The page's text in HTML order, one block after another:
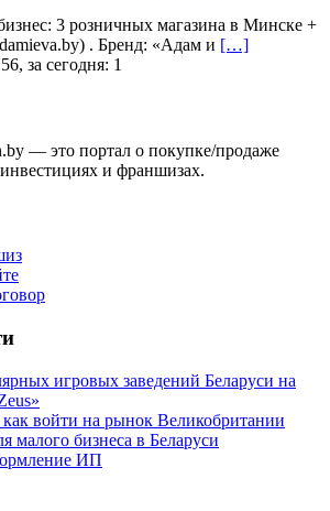
3 розничных магазина в Минске +
. Бренд: «Адам и […]
за сегодня: 1
— это портал о покупке/продаже
и франшизах.
игровых заведений Беларуси на
как войти на рынок Великобритании
малого бизнеса в Беларуси
ИП